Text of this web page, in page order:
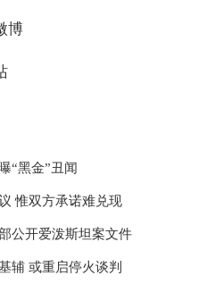
博
“黑金”丑闻
惟双方承诺难兑现
公开爱泼斯坦案文件
辅 或重启停火谈判